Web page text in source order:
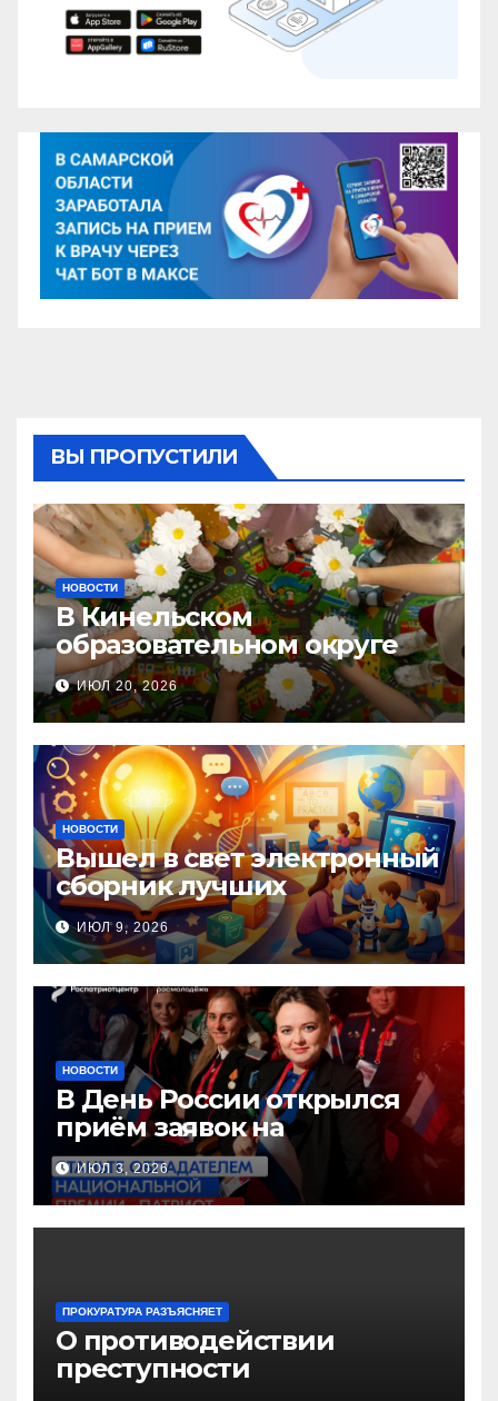
ВЫ ПРОПУСТИЛИ
НОВОСТИ
В Кинельском
образовательном округе
прошла Неделя правовой
помощи, посвящённая Дню
семьи, любви и верности
ИЮЛ 20, 2026
НОВОСТИ
Вышел в свет электронный
сборник лучших
инновационных практик
педагогов дошкольного
образования!
ИЮЛ 9, 2026
НОВОСТИ
В День России открылся
приём заявок на
Национальную премию
«Патриот»
ИЮЛ 3, 2026
ПРОКУРАТУРА РАЗЪЯСНЯЕТ
О противодействии
преступности